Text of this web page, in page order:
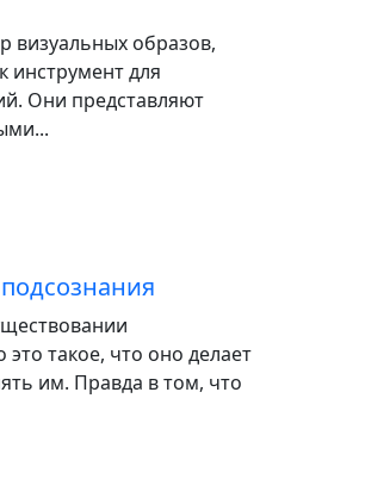
визуальных образов,
инструмент для
Они представляют
такое, что оно делает
им. Правда в том, что